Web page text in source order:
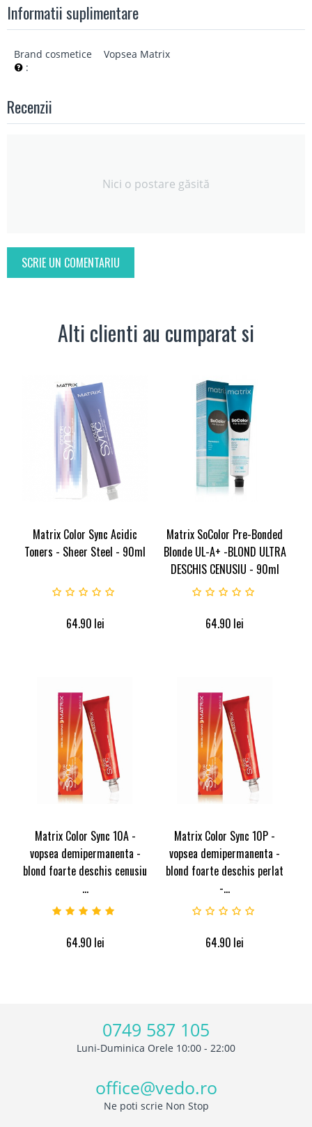
Informatii suplimentare
Brand cosmetice
:
Vopsea Matrix
Recenzii
Nici o postare găsită
SCRIE UN COMENTARIU
Alti clienti au cumparat si
Matrix Color Sync Acidic
Toners - Sheer Steel - 90ml
64.90 lei
Matrix SoColor Pre-Bonded
Blonde UL-A+ -BLOND ULTRA
DESCHIS CENUSIU - 90ml
64.90 lei
Matrix Color Sync 10A -
vopsea demipermanenta -
blond foarte deschis cenusiu
...
64.90 lei
Matrix Color Sync 10P -
vopsea demipermanenta -
blond foarte deschis perlat
-...
64.90 lei
0749 587 105
Luni-Duminica Orele 10:00 - 22:00
office@vedo.ro
Ne poti scrie Non Stop